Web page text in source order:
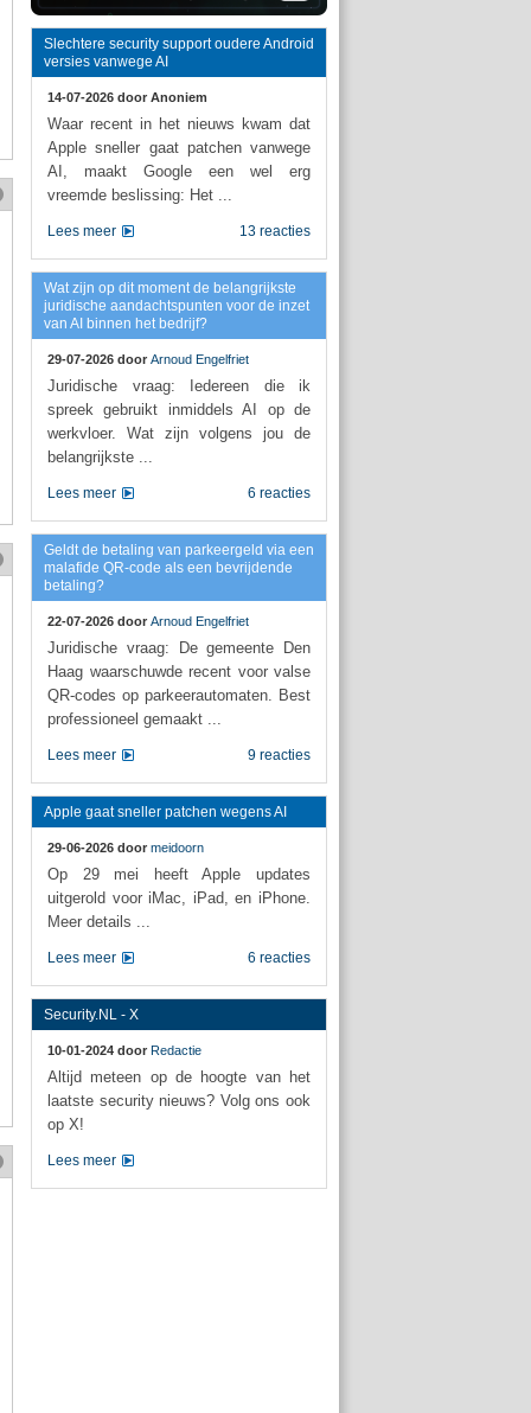
Slechtere security support oudere Android
versies vanwege AI
14-07-2026 door Anoniem
Waar recent in het nieuws kwam dat
Apple sneller gaat patchen vanwege
AI, maakt Google een wel erg
vreemde beslissing: Het ...
13 reacties
Lees meer
Wat zijn op dit moment de belangrijkste
juridische aandachtspunten voor de inzet
van AI binnen het bedrijf?
29-07-2026 door Arnoud Engelfriet
Juridische vraag: Iedereen die ik
spreek gebruikt inmiddels AI op de
werkvloer. Wat zijn volgens jou de
belangrijkste ...
6 reacties
Lees meer
Geldt de betaling van parkeergeld via een
malafide QR-code als een bevrijdende
betaling?
22-07-2026 door Arnoud Engelfriet
Juridische vraag: De gemeente Den
Haag waarschuwde recent voor valse
QR-codes op parkeerautomaten. Best
professioneel gemaakt ...
9 reacties
Lees meer
Apple gaat sneller patchen wegens AI
29-06-2026 door meidoorn
Op 29 mei heeft Apple updates
uitgerold voor iMac, iPad, en iPhone.
Meer details ...
6 reacties
Lees meer
Security.NL - X
10-01-2024 door Redactie
Altijd meteen op de hoogte van het
laatste security nieuws? Volg ons ook
op X!
Lees meer